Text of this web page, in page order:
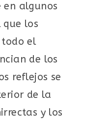
en algunos
que los
todo el
de los
reflejos se
de la
y los